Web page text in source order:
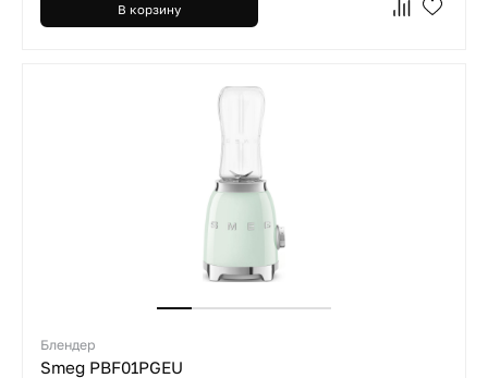
В корзину
Блендер
Smeg PBF01PGEU